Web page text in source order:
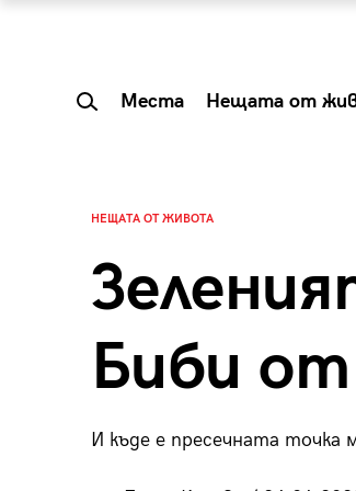
Места Нещата от
НЕЩАТА ОТ ЖИВОТА
Биби
И къде е пресечната точка